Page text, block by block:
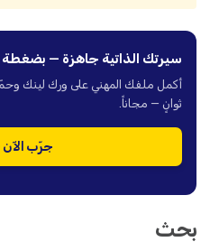
سيرتك الذاتية جاهزة —
أكمل ملفك المهني على ورك لينك وحمّل
ثوانٍ — مجاناً.
جرّب الآن
بحث